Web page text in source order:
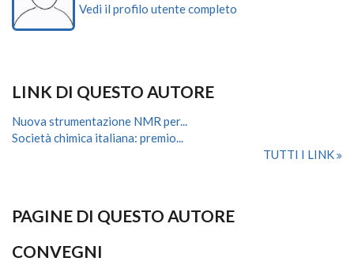
Vedi il profilo utente completo
LINK DI QUESTO AUTORE
Nuova strumentazione NMR per...
Società chimica italiana: premio...
TUTTI I LINK
PAGINE DI QUESTO AUTORE
CONVEGNI